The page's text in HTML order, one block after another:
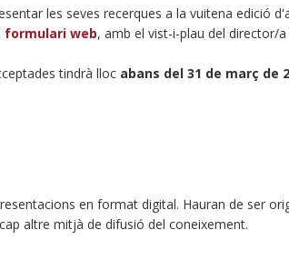
les seves recerques a la vuitena edició
formulari web, amb el vist-i-plau del director/
tindrà lloc abans del 31 de març de
en format digital. Hauran de ser
altre mitjà de difusió del coneixement.